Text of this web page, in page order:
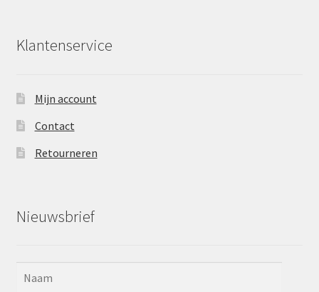
Klantenservice
Mijn account
Contact
Retourneren
Nieuwsbrief